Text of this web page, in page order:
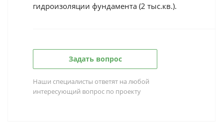
гидроизоляции фундамента (2 тыс.кв.).
Задать вопрос
Наши специалисты ответят на любой
интересующий вопрос по проекту